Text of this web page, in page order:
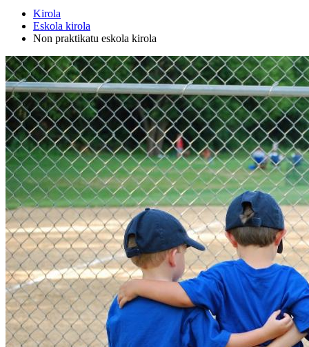
Kirola
Eskola kirola
Non praktikatu eskola kirola